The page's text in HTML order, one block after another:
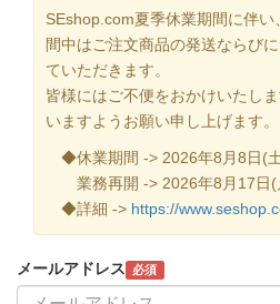
SEshop.com夏季休業期間に伴
間中はご注文商品の発送ならび
ていただきます。
皆様にはご不便をおかけいたし
いますようお願い申し上げます。
◆休業期間 -> 2026年8月8日(
業務再開 -> 2026年8月17日(
◆詳細 -> https://
メールアドレス 必須